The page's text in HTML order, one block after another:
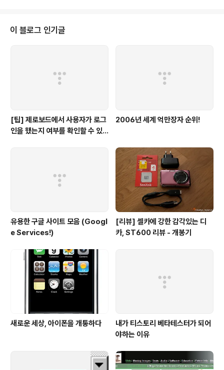
니다. 정의의 편인지 악인의 편인지 좀 잡을 수 없던 클레어의 아버지 Mr. 베넷
은 역시 어떤 조직에 몸담으면서 특수한 기능을 가진 사람들에 대한 정보를 수
이 블로그 인기글
[팁] 제로보드에서 사용자가 로그
인을 했는지 여부를 확인할 수 있
2006년 세계 억만장자 순위!
유용한 구글 사이트 모음 (Googl
e Services!)
[리뷰] 셀카에 강한 감각있는 디
카, ST600 리뷰 - 개봉기
새로운 세상, 아이폰을 개통하다
내가 티스토리 베타테스터가 되어
야하는 이유